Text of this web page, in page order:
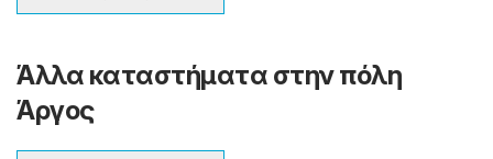
Άλλα καταστήματα στην πόλη
Άργος